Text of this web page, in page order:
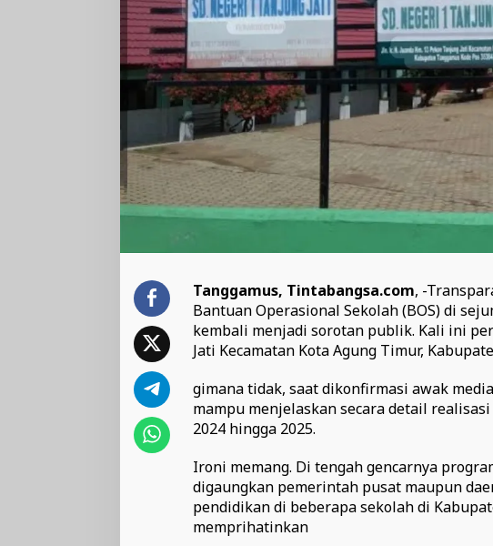
Tanggamus, Tintabangsa.com, -
Bantuan Operasional Sekolah (BOS) di
kembali menjadi sorotan publik. Kali ini
Jati Kecamatan Kota Agung Timur,
gimana tidak, saat dikonfirmasi awak
mampu menjelaskan secara detail
2024 hingga 2025.
Ironi memang. Di tengah gencarnya
digaungkan pemerintah pusat maupun
pendidikan di beberapa sekolah di
memprihatinkan